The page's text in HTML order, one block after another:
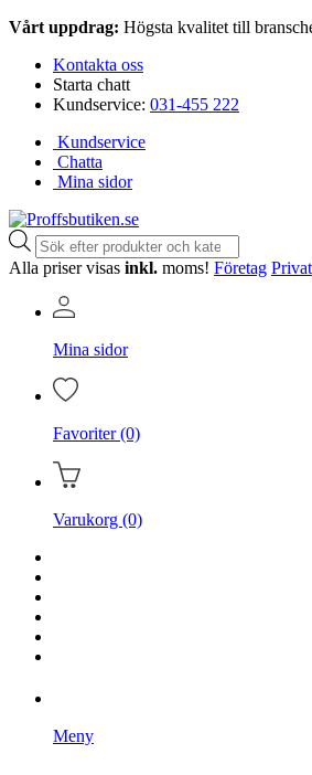
Vårt uppdrag: Högsta kvalitet till
Kontakta oss
Starta chatt
Kundservice: 031-455 222
Kundservice
Chatta
Mina sidor
Produktsökning
Alla priser visas inkl. moms! Företag Privat
Mina sidor
Favoriter (0)
Varukorg (0)
Meny